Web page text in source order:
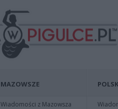
MAZOWSZE
Wiadomości z Mazowsza